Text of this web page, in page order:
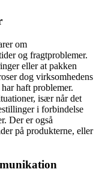
om
og fragtproblemer.
eller at pakken
dog virksomhedens
haft problemer.
især når det
i forbindelse
Der er også
på produkterne, eller